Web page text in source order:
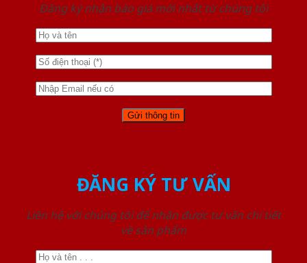
Đăng ký nhận báo giá mới nhất từ chúng tôi
ĐĂNG KÝ TƯ VẤN
Liên hệ với chúng tôi để nhận được tư vấn chi tiết
về sản phẩm